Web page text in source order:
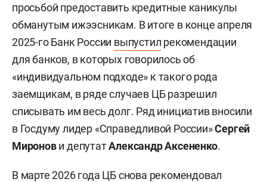
просьбой предоставить кредитные каникулы
обманутым ижээсникам. В итоге в конце апреля
2025-го Банк России выпустил рекомендации
для банков, в которых говорилось об
«индивидуальном подходе» к такого рода
заемщикам, в ряде случаев ЦБ разрешил
списывать им весь долг. Ряд инициатив вносили
в Госдуму лидер «Справедливой России»Сергей
Миронови депутатАлександр Аксененко.
В марте 2026 года ЦБ снова рекомендовал